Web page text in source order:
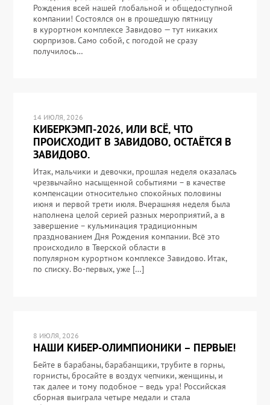
Рождения всей нашей глобальной и общедоступной
компании! Состоялся он в прошедшую пятницу
в курортном комплексе Завидово — тут никаких
сюрпризов. Само собой, с погодой не сразу
получилось…
14 ИЮЛЯ, 2026
КИБЕРКЭМП-2026, ИЛИ ВСЁ, ЧТО
ПРОИСХОДИТ В ЗАВИДОВО, ОСТАЁТСЯ В
ЗАВИДОВО.
Итак, мальчики и девочки, прошлая неделя оказалась
чрезвычайно насыщенной событиями – в качестве
компенсации относительно спокойных половины
июня и первой трети июля. Вчерашняя неделя была
наполнена целой серией разных мероприятий, а в
завершение – кульминация традиционным
празднованием Дня Рождения компании. Всё это
происходило в Тверской области в
популярном курортном комплексе Завидово. Итак,
по списку. Во-первых, уже […]
8 ИЮЛЯ, 2026
НАШИ КИБЕР-ОЛИМПИОНИКИ – ПЕРВЫЕ!
Бейте в барабаны, барабанщики, трубите в горны,
горнисты, бросайте в воздух чепчики, женщины, и
так далее и тому подобное – ведь ура! Российская
сборная выиграла четыре медали и стала